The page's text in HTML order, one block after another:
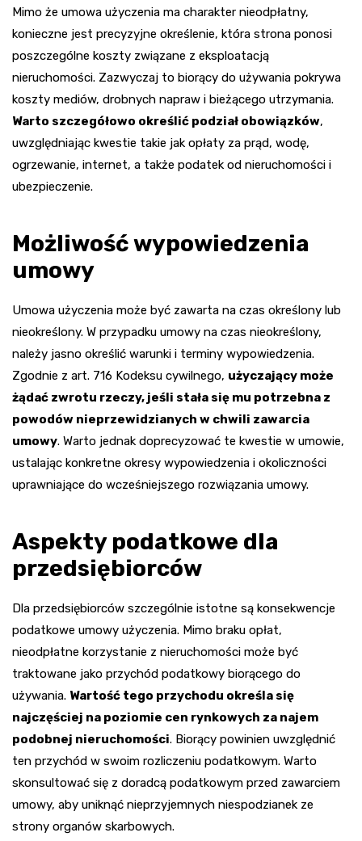
Mimo że umowa użyczenia ma charakter nieodpłatny,
konieczne jest precyzyjne określenie, która strona ponosi
poszczególne koszty związane z eksploatacją
nieruchomości. Zazwyczaj to biorący do używania pokrywa
koszty mediów, drobnych napraw i bieżącego utrzymania.
Warto szczegółowo określić podział obowiązków,
uwzględniając kwestie takie jak opłaty za prąd, wodę,
ogrzewanie, internet, a także podatek od nieruchomości i
ubezpieczenie.
Możliwość wypowiedzenia
umowy
Umowa użyczenia może być zawarta na czas określony lub
nieokreślony. W przypadku umowy na czas nieokreślony,
należy jasno określić warunki i terminy wypowiedzenia.
Zgodnie z art. 716 Kodeksu cywilnego, użyczający może
żądać zwrotu rzeczy, jeśli stała się mu potrzebna z
powodów nieprzewidzianych w chwili zawarcia
umowy. Warto jednak doprecyzować te kwestie w umowie,
ustalając konkretne okresy wypowiedzenia i okoliczności
uprawniające do wcześniejszego rozwiązania umowy.
Aspekty podatkowe dla
przedsiębiorców
Dla przedsiębiorców szczególnie istotne są konsekwencje
podatkowe umowy użyczenia. Mimo braku opłat,
nieodpłatne korzystanie z nieruchomości może być
traktowane jako przychód podatkowy biorącego do
używania. Wartość tego przychodu określa się
najczęściej na poziomie cen rynkowych za najem
podobnej nieruchomości. Biorący powinien uwzględnić
ten przychód w swoim rozliczeniu podatkowym. Warto
skonsultować się z doradcą podatkowym przed zawarciem
umowy, aby uniknąć nieprzyjemnych niespodzianek ze
strony organów skarbowych.